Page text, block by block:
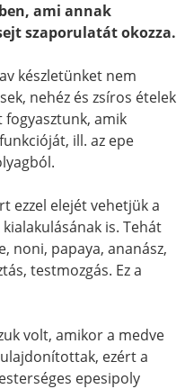
ami annak
szaporulatát okozza.
készletünket nem
nehéz és zsíros ételek
amik
ill. az epe
ezzel elejét vehetjük a
is. Tehát
noni, papaya, ananász,
testmozgás. Ez a
volt, amikor a medve
ezért a
epesipoly